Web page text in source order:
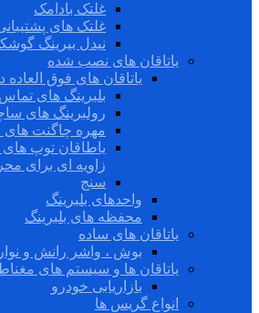
غلتک بادامک
غلتک های
نیدل بیرینگ
یاتاقان های نصب شده
یاتاقان های فوق العاده
بلبرینگ های
رولبرینگ های
مهره چاگنت های
یاطاقان توپ
زاویه ای برای
سنج
واحدهای بلبرینگ
محفظه های بلبرینگ
یاتاقان های ساده
بوش ، واشر رانش و نوار
یاتاقان ها و سیستم های
بازاریابی خودرو
انواع گریس ها